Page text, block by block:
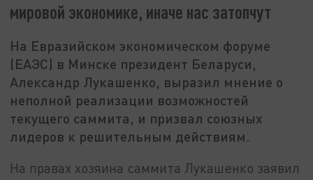
мировой экономике, иначе нас затопчут
На Евразийском экономическом форуме
(ЕАЭС) в Минске президент Беларуси,
Александр Лукашенко, выразил мнение о
неполной реализации возможностей
текущего саммита, и призвал союзных
лидеров к решительным действиям.
На правах хозяина саммита Лукашенко заявил